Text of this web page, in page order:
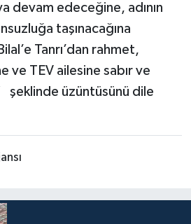
devam edeceğine, adının
taşınacağına
Tanrı’dan rahmet,
ve TEV ailesine sabır ve
şeklinde üzüntüsünü dile